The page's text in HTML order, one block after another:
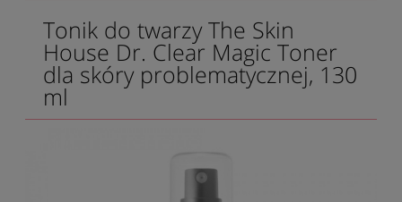
Tonik do twarzy The Skin
House Dr. Clear Magic Toner
dla skóry problematycznej, 130
ml